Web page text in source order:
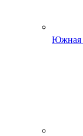
Южная